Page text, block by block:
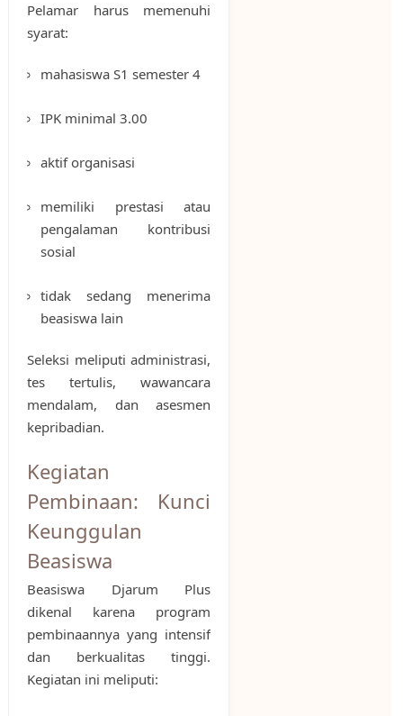
Pelamar harus memenuhi
syarat:
mahasiswa S1 semester 4
IPK minimal 3.00
aktif organisasi
memiliki prestasi atau
pengalaman kontribusi
sosial
tidak sedang menerima
beasiswa lain
Seleksi meliputi administrasi,
tes tertulis, wawancara
mendalam, dan asesmen
kepribadian.
Kegiatan
Pembinaan: Kunci
Keunggulan
Beasiswa
Beasiswa Djarum Plus
dikenal karena program
pembinaannya yang intensif
dan berkualitas tinggi.
Kegiatan ini meliputi: